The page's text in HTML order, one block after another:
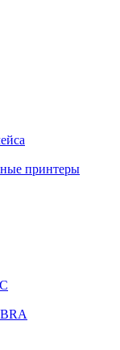
принтеры